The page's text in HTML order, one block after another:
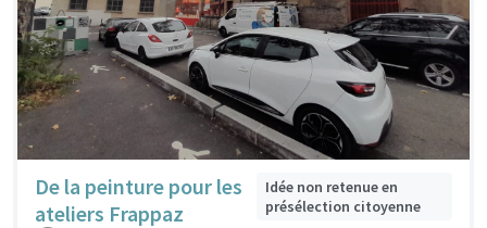
De la peinture pour les
ateliers Frappaz
Idée non retenue en
présélection citoyenne